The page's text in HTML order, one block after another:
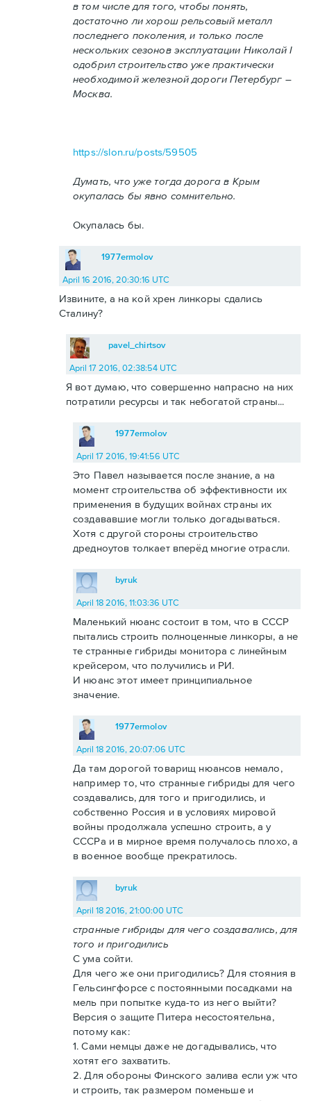
в том числе для того, чтобы понять,
достаточно ли хорош рельсовый металл
последнего поколения, и только после
нескольких сезонов эксплуатации Николай I
одобрил строительство уже практически
необходимой железной дороги Петербург –
Москва.
https://slon.ru/posts/59505
Думать, что уже тогда дорога в Крым
окупалась бы явно сомнительно.
Окупалась бы.
1977ermolov
April 16 2016, 20:30:16 UTC
Извините, а на кой хрен линкоры сдались
Сталину?
pavel_chirtsov
April 17 2016, 02:38:54 UTC
Я вот думаю, что совершенно напрасно на них
потратили ресурсы и так небогатой страны...
1977ermolov
April 17 2016, 19:41:56 UTC
Это Павел называется после знание, а на
момент строительства об эффективности их
применения в будущих войнах страны их
создававшие могли только догадываться.
Хотя с другой стороны строительство
дредноутов толкает вперёд многие отрасли.
byruk
April 18 2016, 11:03:36 UTC
Маленький нюанс состоит в том, что в СССР
пытались строить полноценные линкоры, а не
те странные гибриды монитора с линейным
крейсером, что получились и РИ.
И нюанс этот имеет принципиальное
значение.
1977ermolov
April 18 2016, 20:07:06 UTC
Да там дорогой товарищ нюансов немало,
например то, что странные гибриды для чего
создавались, для того и пригодились, и
собственно Россия и в условиях мировой
войны продолжала успешно строить, а у
СССРа и в мирное время получалось плохо, а
в военное вообще прекратилось.
byruk
April 18 2016, 21:00:00 UTC
странные гибриды для чего создавались, для
того и пригодились
С ума сойти.
Для чего же они пригодились? Для стояния в
Гельсингфорсе с постоянными посадками на
мель при попытке куда-то из него выйти?
Версия о защите Питера несостоятельна,
потому как:
1. Сами немцы даже не догадывались, что
хотят его захватить.
2. Для обороны Финского залива если уж что
и строить, так размером поменьше и